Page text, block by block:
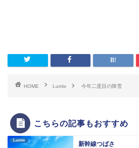
HOME Lumix 今年二度目の降雪
こちらの記事もおすすめ
Lumix
新幹線つばさ